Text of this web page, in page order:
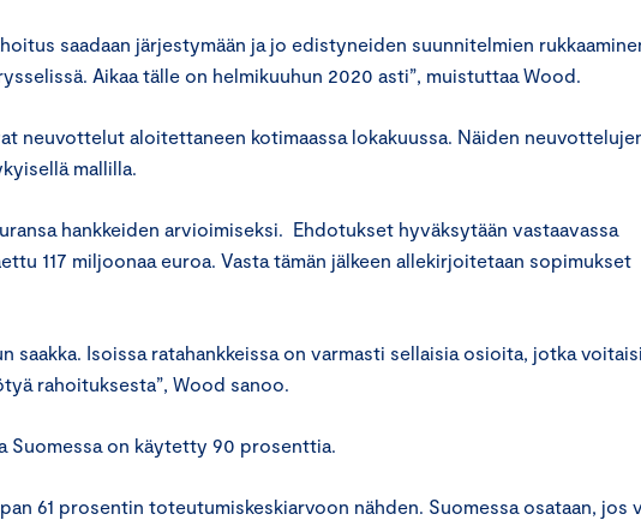
saadaan järjestymään ja jo edistyneiden suunnitelmien
Aikaa tälle on helmikuuhun 2020 asti”, muistuttaa Wood.
neuvottelut aloitettaneen kotimaassa lokakuussa. Näiden
mallilla.
hankkeiden arvioimiseksi. Ehdotukset hyväksytään vastaavassa
117 miljoonaa euroa. Vasta tämän jälkeen allekirjoitetaan sopimukset
saakka. Isoissa ratahankkeissa on varmasti sellaisia osioita, jotka
rahoituksesta”, Wood sanoo.
Suomessa on käytetty 90 prosenttia.
61 prosentin toteutumiskeskiarvoon nähden. Suomessa osataan, jos